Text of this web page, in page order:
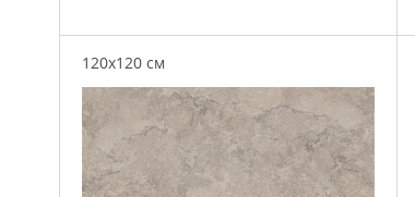
120x120 см